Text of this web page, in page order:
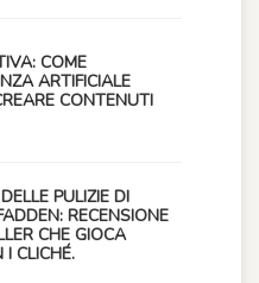
COME
ARTIFICIALE
CONTENUTI
PULIZIE DI
RECENSIONE
CHE GIOCA
I CLICHÉ.